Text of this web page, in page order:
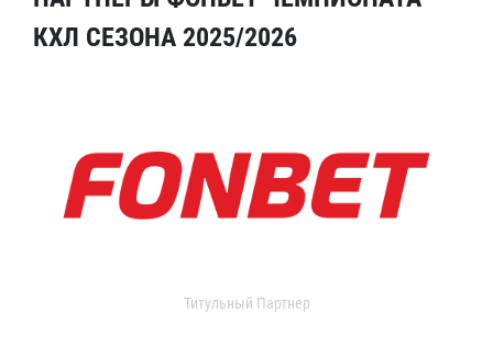
КХЛ СЕЗОНА 2025/2026
Титульный Партнер